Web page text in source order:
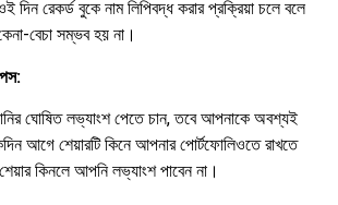
দিন রেকর্ড বুকে নাম লিপিবদ্ধ করার প্রক্রিয়া চলে বলে
বেচা সম্ভব হয় না।
ঘোষিত লভ্যাংশ পেতে চান, তবে আপনাকে অবশ্যই
আগে শেয়ারটি কিনে আপনার পোর্টফোলিওতে রাখতে
কিনলে আপনি লভ্যাংশ পাবেন না।